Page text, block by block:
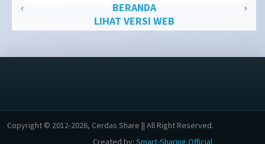
‹ ›
BERANDA
LIHAT VERSI WEB
Copyright © 2012-2026, Cerdas Share || All Right Reserved.
Created by: Smart-Sharing Official